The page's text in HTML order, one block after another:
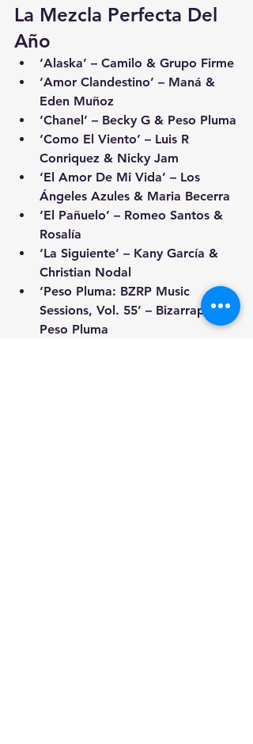
La Mezcla Perfecta Del
Año
‘Alaska’ – Camilo & Grupo Firme
‘Amor Clandestino’ – Maná &
Eden Muñoz
‘Chanel’ – Becky G & Peso Pluma
‘Como El Viento’ – Luis R
Conriquez & Nicky Jam
‘El Amor De Mi Vida’ – Los
Ángeles Azules & Maria Becerra
‘El Pañuelo’ – Romeo Santos &
Rosalía
‘La Siguiente’ – Kany García &
Christian Nodal
‘Peso Pluma: BZRP Music
Sessions, Vol. 55’ – Bizarrap &
Peso Pluma